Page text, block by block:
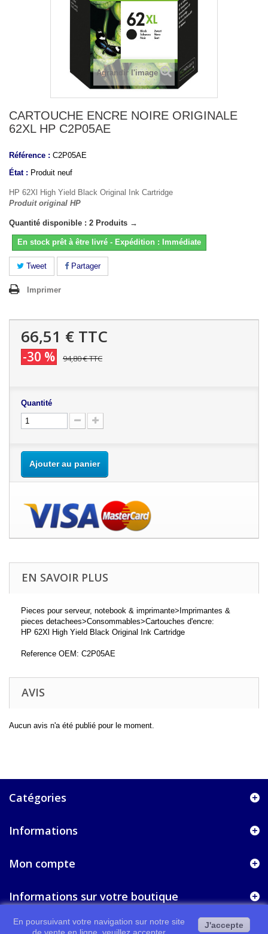
Agrandir l'image
CARTOUCHE ENCRE NOIRE ORIGINALE
62XL HP C2P05AE
Référence : C2P05AE
État : Produit neuf
HP 62Xl High Yield Black Original Ink Cartridge
Produit original HP
Quantité disponible : 2 Produits →
En stock prêt à être livré - Expédition : Immédiate
Tweet Partager
Imprimer
66,51 € TTC
-30 % 94,80 €TTC
Quantité
Ajouter au panier
EN SAVOIR PLUS
Pieces pour serveur, notebook & imprimante>Imprimantes &
pieces detachees>Consommables>Cartouches d'encre:
HP 62Xl High Yield Black Original Ink Cartridge
Reference OEM: C2P05AE
AVIS
Aucun avis n'a été publié pour le moment.
Catégories
Informations
Mon compte
Informations sur votre boutique
En poursuivant votre navigation sur notre site
J'accepte